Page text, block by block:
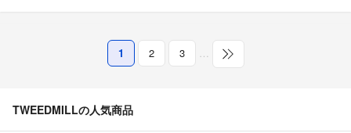
1 2 3 …
TWEEDMILLの人気商品